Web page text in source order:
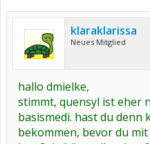
klaraklarissa
Neues Mitglied
hallo dmielke,
stimmt, quensyl ist eher
basismedi. hast du
bekommen, bevor du